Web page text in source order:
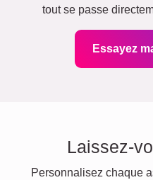
tout se passe
Essayez
Laissez-
Personnalisez chaque